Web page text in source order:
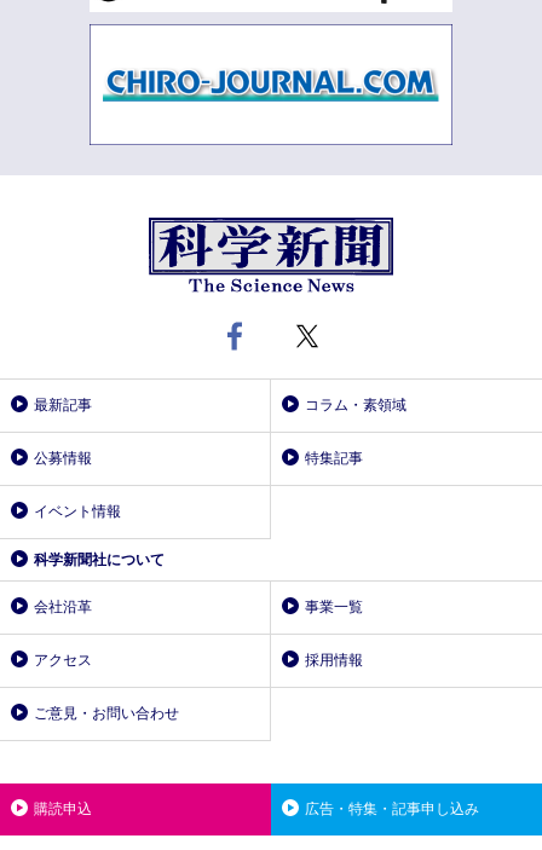
最新記事 コラム・素領域
公募情報 特集記事
イベント情報
科学新聞社について
会社沿革 事業一覧
アクセス 採用情報
ご意見・お問い合わせ
購読申込 広告・特集・記事申し込み